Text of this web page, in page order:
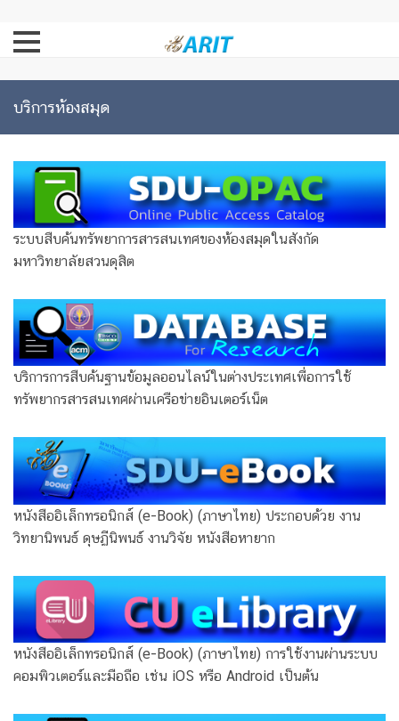
บริการห้องสมุด
ระบบสืบค้นทรัพยาการสารสนเทศของห้องสมุดในสังกัด
มหาวิทยาลัยสวนดุสิต
บริการการสืบค้นฐานข้อมูลออนไลน์ในต่างประเทศเพื่อการใช้
ทรัพยากรสารสนเทศผ่านเครือข่ายอินเตอร์เน็ต
หนังสืออิเล็กทรอนิกส์ (e-Book) (ภาษาไทย) ประกอบด้วย งาน
วิทยานิพนธ์ ดุษฏีนิพนธ์ งานวิจัย หนังสือหายาก
หนังสืออิเล็กทรอนิกส์ (e-Book) (ภาษาไทย) การใช้งานผ่านระบบ
คอมพิวเตอร์และมือถือ เช่น iOS หรือ Android เป็นต้น